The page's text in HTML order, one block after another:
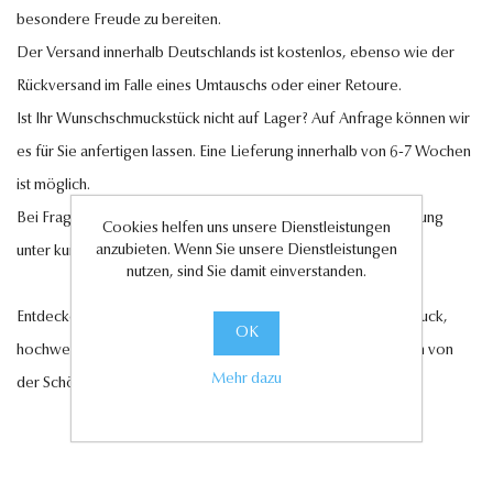
besondere Freude zu bereiten.
Der Versand innerhalb Deutschlands ist kostenlos, ebenso wie der
Rückversand im Falle eines Umtauschs oder einer Retoure.
Ist Ihr Wunschschmuckstück nicht auf Lager? Auf Anfrage können wir
es für Sie anfertigen lassen. Eine Lieferung innerhalb von 6-7 Wochen
ist möglich.
Bei Fragen steht Ihnen unser Kundenservice gerne zur Verfügung
unter kundenservice@antwerp-diamonds.de.
Entdecken Sie jetzt unsere exquisite Auswahl an Diamantschmuck,
hochwertigen Edelsteinen und edlen Perlen und lassen Sie sich von
der Schönheit und Eleganz unserer Kollektionen verzaubern.
Cookies helfen uns unsere Dienstleistungen
anzubieten. Wenn Sie unsere Dienstleistungen
nutzen, sind Sie damit einverstanden.
OK
Mehr dazu